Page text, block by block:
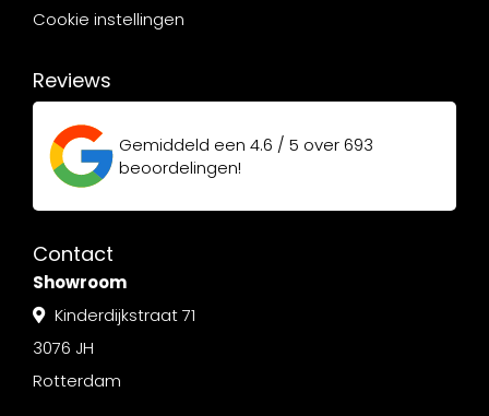
Cookie instellingen
Reviews
Gemiddeld een 4.6 / 5 over693
beoordelingen!
Contact
Showroom
Kinderdijkstraat 71
3076 JH
Rotterdam